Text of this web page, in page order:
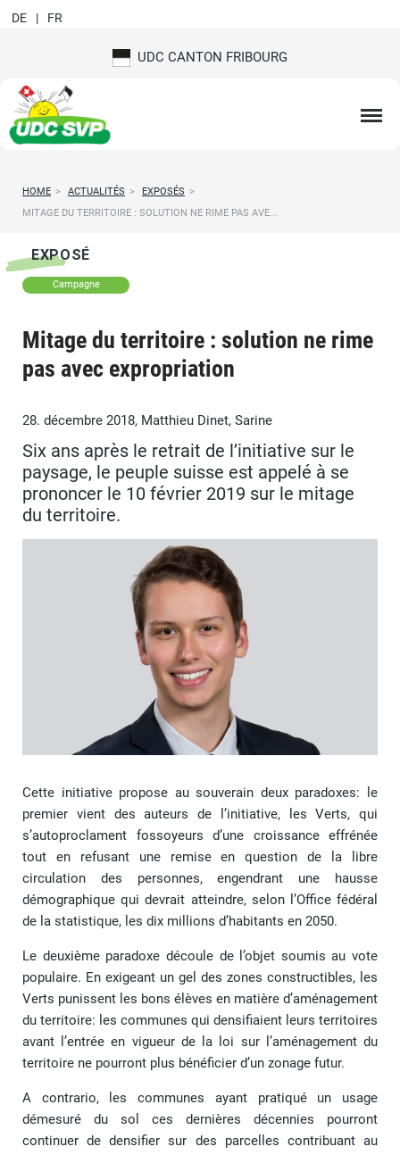
UDC CANTON FRIBOURG
DE FR
HOME > ACTUALITÉS > EXPOSÉS >
MITAGE DU TERRITOIRE : SOLUTION NE RIME PAS AVE...
EXPOSÉ
Campagne
Mitage du territoire : solution ne rime
pas avec expropriation
28. décembre 2018, Matthieu Dinet, Sarine
Six ans après le retrait de l’initiative sur le
paysage, le peuple suisse est appelé à se
prononcer le 10 février 2019 sur le mitage
du territoire.
Cette initiative propose au souverain deux paradoxes: le
premier vient des auteurs de l’initiative, les Verts, qui
s’autoproclament fossoyeurs d’une croissance effrénée
tout en refusant une remise en question de la libre
circulation des personnes, engendrant une hausse
démographique qui devrait atteindre, selon l’Office fédéral
de la statistique, les dix millions d’habitants en 2050.
Le deuxième paradoxe découle de l’objet soumis au vote
populaire. En exigeant un gel des zones constructibles, les
Verts punissent les bons élèves en matière d’aménagement
du territoire: les communes qui densifiaient leurs territoires
avant l’entrée en vigueur de la loi sur l’aménagement du
territoire ne pourront plus bénéficier d’un zonage futur.
A contrario, les communes ayant pratiqué un usage
démesuré du sol ces dernières décennies pourront
continuer de densifier sur des parcelles contribuant au